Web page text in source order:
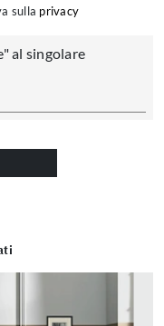
sulla privacy
al singolare